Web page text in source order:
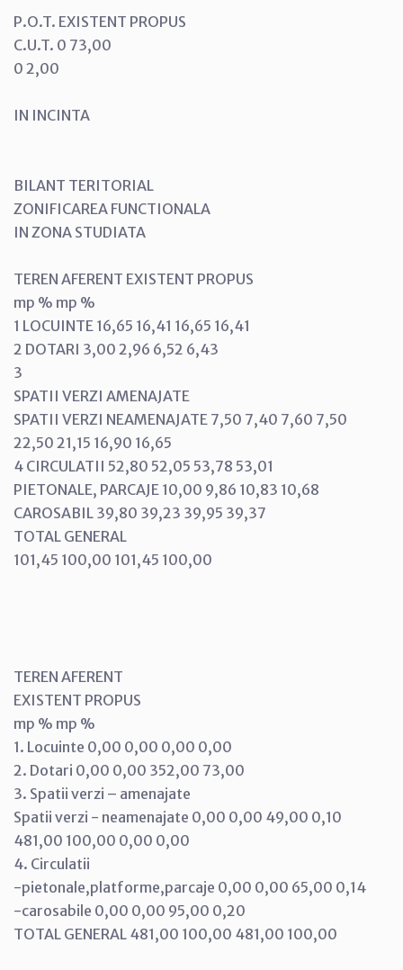
P.O.T. EXISTENT PROPUS
C.U.T. 0 73,00
0 2,00
IN INCINTA
BILANT TERITORIAL
ZONIFICAREA FUNCTIONALA
IN ZONA STUDIATA
TEREN AFERENT EXISTENT PROPUS
mp % mp %
1 LOCUINTE 16,65 16,41 16,65 16,41
2 DOTARI 3,00 2,96 6,52 6,43
3
SPATII VERZI AMENAJATE
SPATII VERZI NEAMENAJATE 7,50 7,40 7,60 7,50
22,50 21,15 16,90 16,65
4 CIRCULATII 52,80 52,05 53,78 53,01
PIETONALE, PARCAJE 10,00 9,86 10,83 10,68
CAROSABIL 39,80 39,23 39,95 39,37
TOTAL GENERAL
101,45 100,00 101,45 100,00
TEREN AFERENT
EXISTENT PROPUS
mp % mp %
1. Locuinte 0,00 0,00 0,00 0,00
2. Dotari 0,00 0,00 352,00 73,00
3. Spatii verzi – amenajate
Spatii verzi - neamenajate 0,00 0,00 49,00 0,10
481,00 100,00 0,00 0,00
4. Circulatii
-pietonale,platforme,parcaje 0,00 0,00 65,00 0,14
-carosabile 0,00 0,00 95,00 0,20
TOTAL GENERAL 481,00 100,00 481,00 100,00